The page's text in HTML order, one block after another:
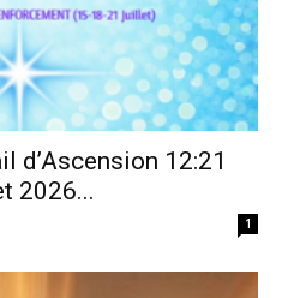
d’Ascension 12:21
2026...
1